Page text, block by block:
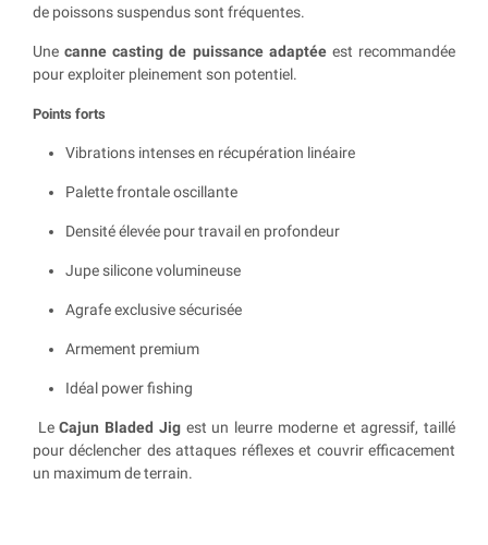
de poissons suspendus sont fréquentes.
Unecanne casting de puissance adaptéeest recommandée
pour exploiter pleinement son potentiel.
Points forts
Vibrations intenses en récupération linéaire
Palette frontale oscillante
Densité élevée pour travail en profondeur
Jupe silicone volumineuse
Agrafe exclusive sécurisée
Armement premium
Idéal power fishing
LeCajun Bladed Jigest un leurre moderne et agressif, taillé
pour déclencher des attaques réflexes et couvrir efficacement
un maximum de terrain.